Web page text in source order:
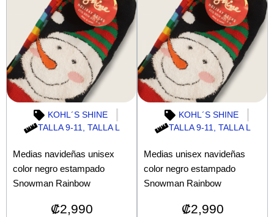
KOHL´S SHINE
TALLA 9-11, TALLA L
Medias navideñas unisex
color negro estampado
Snowman Rainbow
₡2,990
KOHL´S SHINE
TALLA 9-11, TALLA L
Medias unisex navideñas
color negro estampado
Snowman Rainbow
₡2,990